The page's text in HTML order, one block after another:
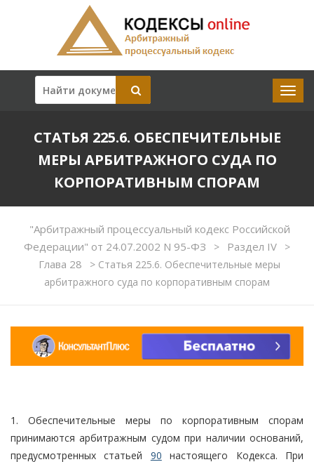
СТАТЬЯ 225.6. ОБЕСПЕЧИТЕЛЬНЫЕ
МЕРЫ АРБИТРАЖНОГО СУДА ПО
КОРПОРАТИВНЫМ СПОРАМ
"Арбитражный процессуальный кодекс Российской
Федерации" от 24.07.2002 N 95-ФЗ
> Раздел IV >
Глава 28 > Статья 225.6. Обеспечительные меры
арбитражного суда по корпоративным спорам
1. Обеспечительные меры по корпоративным спорам
принимаются арбитражным судом при наличии оснований,
предусмотренных статьей 90 настоящего Кодекса. При